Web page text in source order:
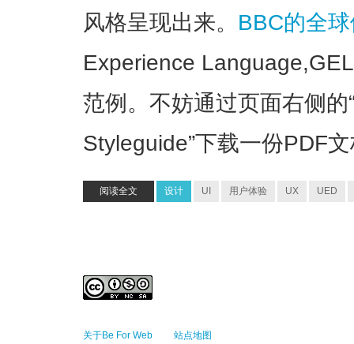
风格呈现出来。 BBC的全
Experience
范例。不妨通过页面右侧
Styleguide”下载一份PDF
阅读全文 设计 UI 用户体验 UX UED
关于Be For Web 站点地图